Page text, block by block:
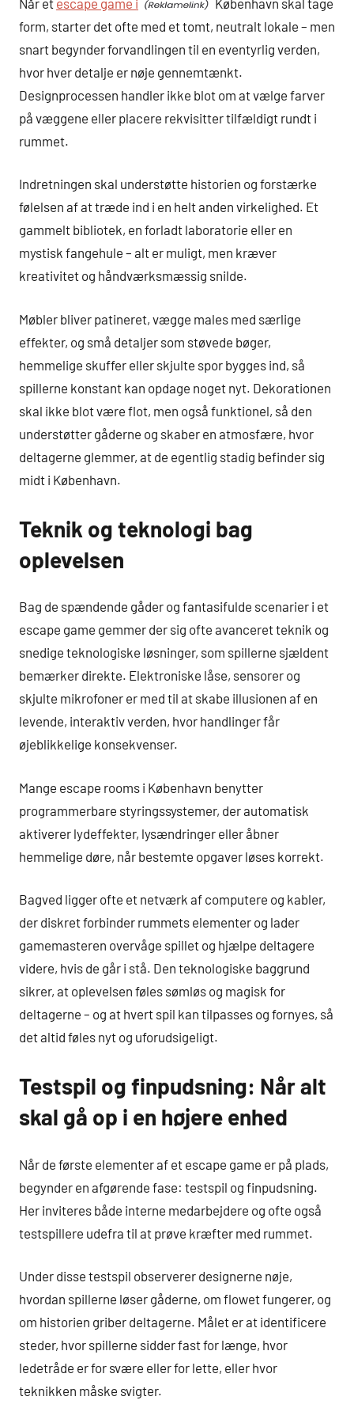
form, starter det ofte med et tomt, neutralt lokale – men
snart begynder forvandlingen til en eventyrlig verden,
hvor hver detalje er nøje gennemtænkt.
Designprocessen handler ikke blot om at vælge farver
på væggene eller placere rekvisitter tilfældigt rundt i
rummet.
Indretningen skal understøtte historien og forstærke
følelsen af at træde ind i en helt anden virkelighed. Et
gammelt bibliotek, en forladt laboratorie eller en
mystisk fangehule – alt er muligt, men kræver
kreativitet og håndværksmæssig snilde.
Møbler bliver patineret, vægge males med særlige
effekter, og små detaljer som støvede bøger,
hemmelige skuffer eller skjulte spor bygges ind, så
spillerne konstant kan opdage noget nyt. Dekorationen
skal ikke blot være flot, men også funktionel, så den
understøtter gåderne og skaber en atmosfære, hvor
deltagerne glemmer, at de egentlig stadig befinder sig
midt i København.
Teknik og teknologi bag
oplevelsen
Bag de spændende gåder og fantasifulde scenarier i et
escape game gemmer der sig ofte avanceret teknik og
snedige teknologiske løsninger, som spillerne sjældent
bemærker direkte. Elektroniske låse, sensorer og
skjulte mikrofoner er med til at skabe illusionen af en
levende, interaktiv verden, hvor handlinger får
øjeblikkelige konsekvenser.
Mange escape rooms i København benytter
programmerbare styringssystemer, der automatisk
aktiverer lydeffekter, lysændringer eller åbner
hemmelige døre, når bestemte opgaver løses korrekt.
Bagved ligger ofte et netværk af computere og kabler,
der diskret forbinder rummets elementer og lader
gamemasteren overvåge spillet og hjælpe deltagere
videre, hvis de går i stå. Den teknologiske baggrund
sikrer, at oplevelsen føles sømløs og magisk for
deltagerne – og at hvert spil kan tilpasses og fornyes, så
det altid føles nyt og uforudsigeligt.
Testspil og finpudsning: Når alt
skal gå op i en højere enhed
Når de første elementer af et escape game er på plads,
begynder en afgørende fase: testspil og finpudsning.
Her inviteres både interne medarbejdere og ofte også
testspillere udefra til at prøve kræfter med rummet.
Under disse testspil observerer designerne nøje,
hvordan spillerne løser gåderne, om flowet fungerer, og
om historien griber deltagerne. Målet er at identificere
steder, hvor spillerne sidder fast for længe, hvor
ledetråde er for svære eller for lette, eller hvor
teknikken måske svigter.